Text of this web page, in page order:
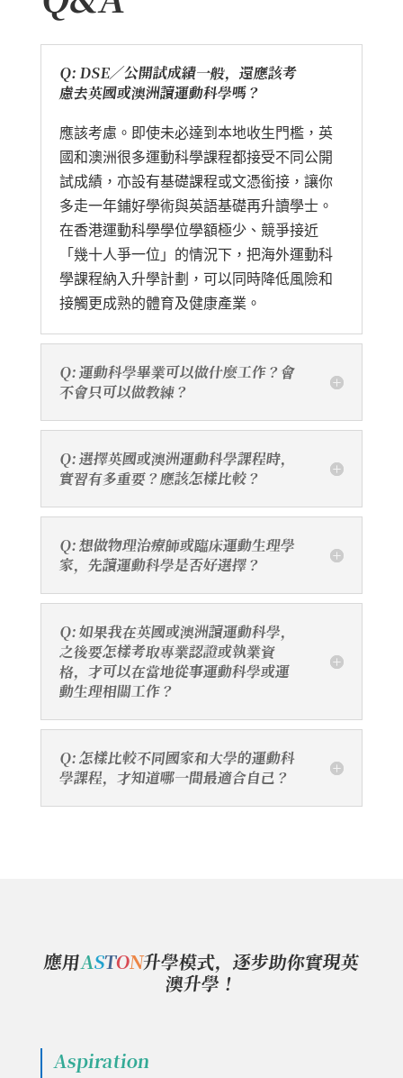
Q: DSE／公開試成績一般，還應該考
慮去英國或澳洲讀運動科學嗎？
應該考慮。即使未必達到本地收生門檻，英
國和澳洲很多運動科學課程都接受不同公開
試成績，亦設有基礎課程或文憑銜接，讓你
多走一年鋪好學術與英語基礎再升讀學士。
在香港運動科學學位學額極少、競爭接近
「幾十人爭一位」的情況下，把海外運動科
學課程納入升學計劃，可以同時降低風險和
接觸更成熟的體育及健康產業。
Q: 運動科學畢業可以做什麼工作？會
不會只可以做教練？
Q: 選擇英國或澳洲運動科學課程時，
實習有多重要？應該怎樣比較？
Q: 想做物理治療師或臨床運動生理學
家，先讀運動科學是否好選擇？
Q: 如果我在英國或澳洲讀運動科學，
之後要怎樣考取專業認證或執業資
格，才可以在當地從事運動科學或運
動生理相關工作？
Q: 怎樣比較不同國家和大學的運動科
學課程，才知道哪一間最適合自己？
應用 ASTON升學模式，逐步助你實現英
澳升學！
Aspiration